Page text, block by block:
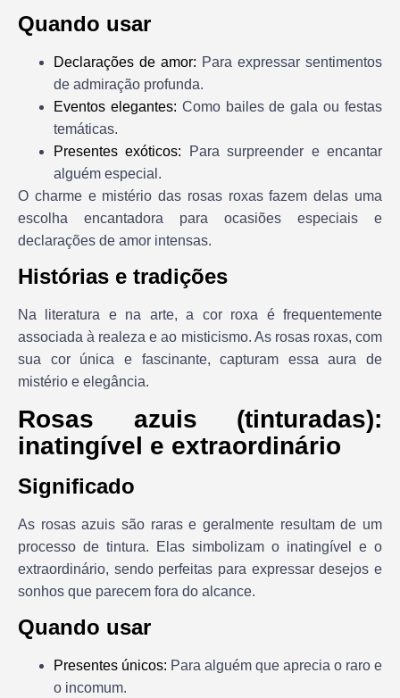
Quando usar
Declarações de amor: Para expressar sentimentos
de admiração profunda.
Eventos elegantes: Como bailes de gala ou festas
temáticas.
Presentes exóticos: Para surpreender e encantar
alguém especial.
O charme e mistério das rosas roxas fazem delas uma
escolha encantadora para ocasiões especiais e
declarações de amor intensas.
Histórias e tradições
Na literatura e na arte, a cor roxa é frequentemente
associada à realeza e ao misticismo. As rosas roxas, com
sua cor única e fascinante, capturam essa aura de
mistério e elegância.
Rosas azuis (tinturadas):
inatingível e extraordinário
Significado
As rosas azuis são raras e geralmente resultam de um
processo de tintura. Elas simbolizam o inatingível e o
extraordinário, sendo perfeitas para expressar desejos e
sonhos que parecem fora do alcance.
Quando usar
Presentes únicos: Para alguém que aprecia o raro e
o incomum.